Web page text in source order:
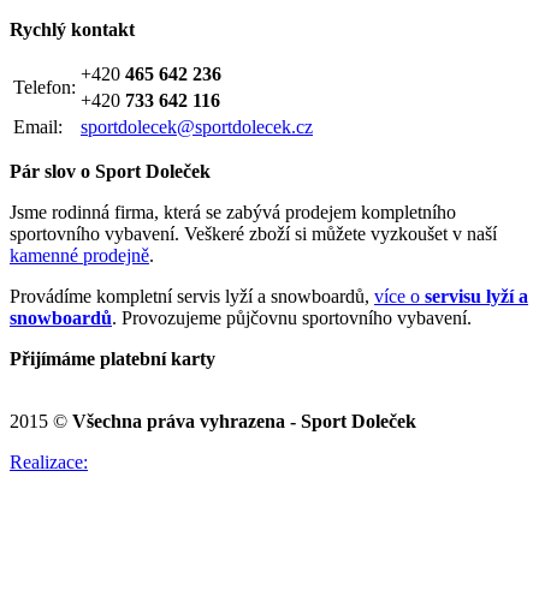
Rychlý kontakt
Telefon:
+420 465 642 236
+420 733 642 116
Email:
sportdolecek@sportdolecek.cz
Pár slov o Sport Doleček
Jsme rodinná firma, která se zabývá prodejem kompletního
sportovního vybavení. Veškeré zboží si můžete vyzkoušet v naší
kamenné prodejně.
Provádíme kompletní servis lyží a snowboardů, více o servisu lyží a
snowboardů. Provozujeme půjčovnu sportovního vybavení.
Přijímáme platební karty
2015 © Všechna práva vyhrazena - Sport Doleček
Realizace: